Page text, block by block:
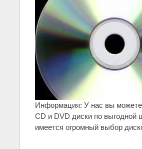
Информация: У нас вы можете
CD и DVD диски по выгодной
имеется огромный выбор